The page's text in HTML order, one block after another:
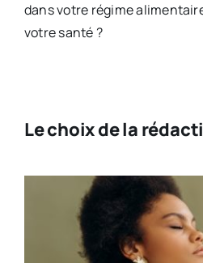
dans votre régime
votre santé ?​
Le choix de la